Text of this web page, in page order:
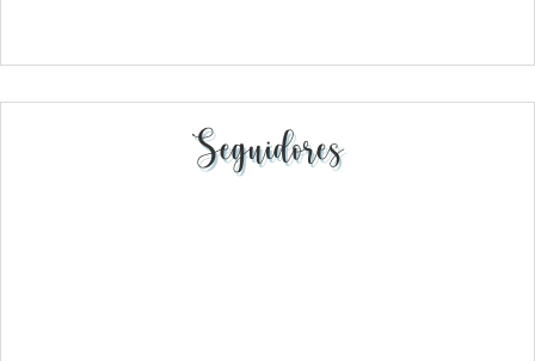
Seguidores